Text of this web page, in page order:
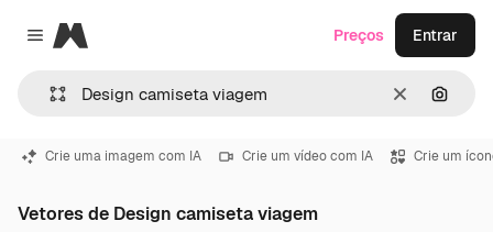
Close menu
Magnific
Limpar
Preços Entrar
Crie uma imagem com IA Crie um vídeo com IA Crie um
Vetores de Design camiseta viagem